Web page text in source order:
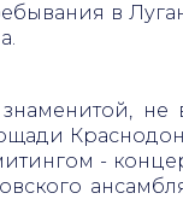
в
-